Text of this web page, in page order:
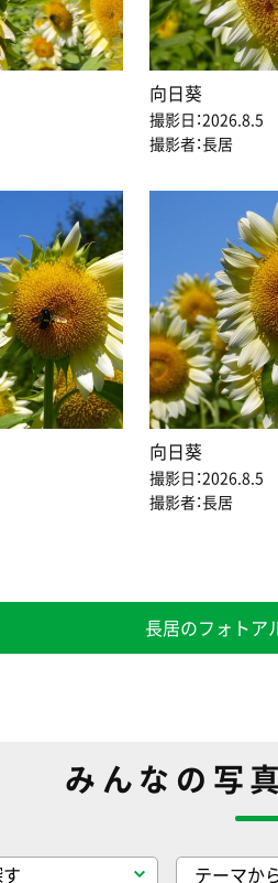
向日葵
撮影日：2026.8.5
撮影者：長居
向日葵
撮影日：2026.8.5
撮影者：長居
長居のフォトア
みんなの写